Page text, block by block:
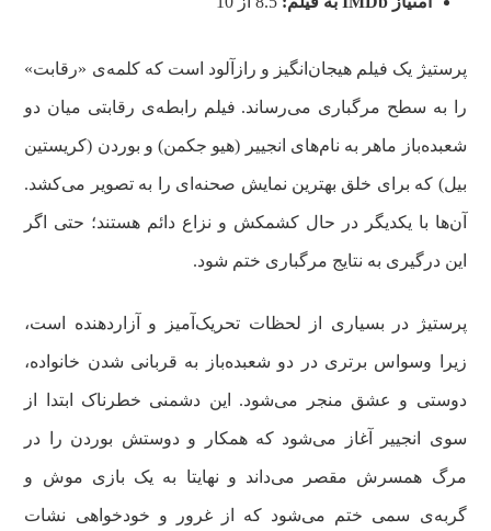
پرستیژ یک فیلم هیجان‌انگیز و رازآلود است که کلمه‌ی «رقابت»
را به سطح مرگباری می‌رساند. فیلم رابطه‌ی رقابتی میان دو
شعبده‌باز ماهر به نام‌های انجییر (هیو جکمن) و بوردن (کریستین
بیل) که برای خلق بهترین نمایش صحنه‌ای را به تصویر می‌کشد.
آن‌ها با یکدیگر در حال کشمکش و نزاع دائم هستند؛ حتی اگر
این درگیری به نتایج مرگباری ختم شود.
پرستیژ در بسیاری از لحظات تحریک‌آمیز و آزاردهنده است،
زیرا وسواس برتری در دو شعبده‌باز به قربانی شدن خانواده،
دوستی و عشق منجر می‌شود. این دشمنی خطرناک ابتدا از
سوی انجییر آغاز می‌شود که همکار و دوستش بوردن را در
مرگ همسرش مقصر می‌داند و نهایتا به یک بازی موش و
گربه‌ی سمی ختم می‌شود که از غرور و خودخواهی نشات